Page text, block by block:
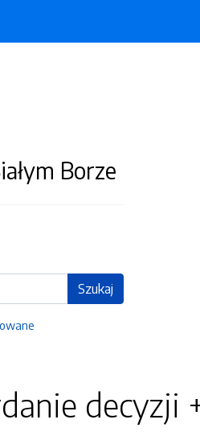
Borze
Szukaj
decyzji